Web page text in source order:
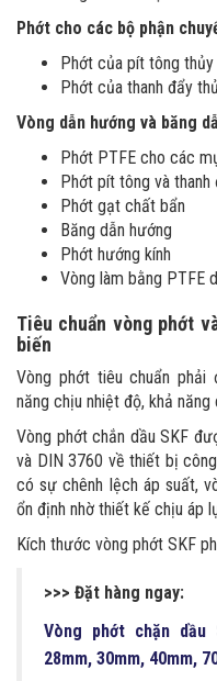
Phớt cho các bộ phận
Phớt của pít tông
Phớt của thanh đẩy
Vòng dẫn hướng và băng
Phớt PTFE cho các
Phớt pít tông và thanh
Phớt gạt chất bẩn
Băng dẫn hướng
Phớt hướng kính
Vòng làm bằng PTFE
Tiêu chuẩn vòng phớt
biến
Vòng phớt tiêu chuẩn
năng chịu nhiệt độ, khả
Vòng phớt chắn dầu SKF
và DIN 3760 về thiết bị
có sự chênh lệch áp suất,
ổn định nhờ thiết kế chịu áp
Kích thước vòng phớt SKF
>>> Đặt hàng ngay:
Vòng phớt chặn
28mm, 30mm, 40mm,